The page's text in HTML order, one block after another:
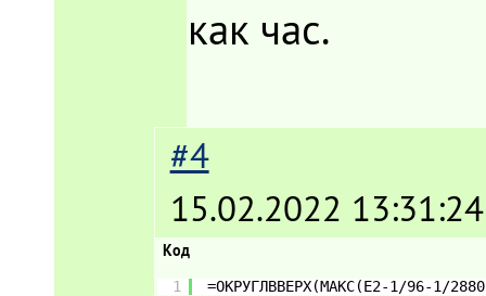
как час.
#4
15.02.2022 13:31:24
Код
1 =ОКРУГЛВВЕРХ(МАКС(E2-1/96-1/